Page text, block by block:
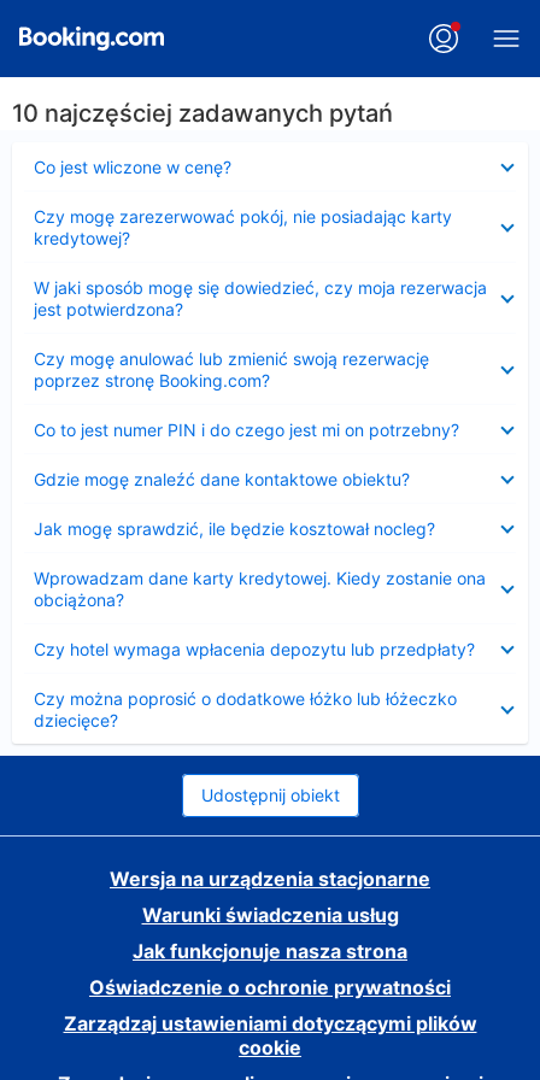
10 najczęściej zadawanych pytań
Co jest wliczone w cenę?
Czy mogę zarezerwować pokój, nie posiadając karty
kredytowej?
W jaki sposób mogę się dowiedzieć, czy moja rezerwacja
jest potwierdzona?
Czy mogę anulować lub zmienić swoją rezerwację
poprzez stronę Booking.com?
Co to jest numer PIN i do czego jest mi on potrzebny?
Gdzie mogę znaleźć dane kontaktowe obiektu?
Jak mogę sprawdzić, ile będzie kosztował nocleg?
Wprowadzam dane karty kredytowej. Kiedy zostanie ona
obciążona?
Czy hotel wymaga wpłacenia depozytu lub przedpłaty?
Czy można poprosić o dodatkowe łóżko lub łóżeczko
dziecięce?
Udostępnij obiekt
Wersja na urządzenia stacjonarne
Warunki świadczenia usług
Jak funkcjonuje nasza strona
Oświadczenie o ochronie prywatności
Zarządzaj ustawieniami dotyczącymi plików
cookie